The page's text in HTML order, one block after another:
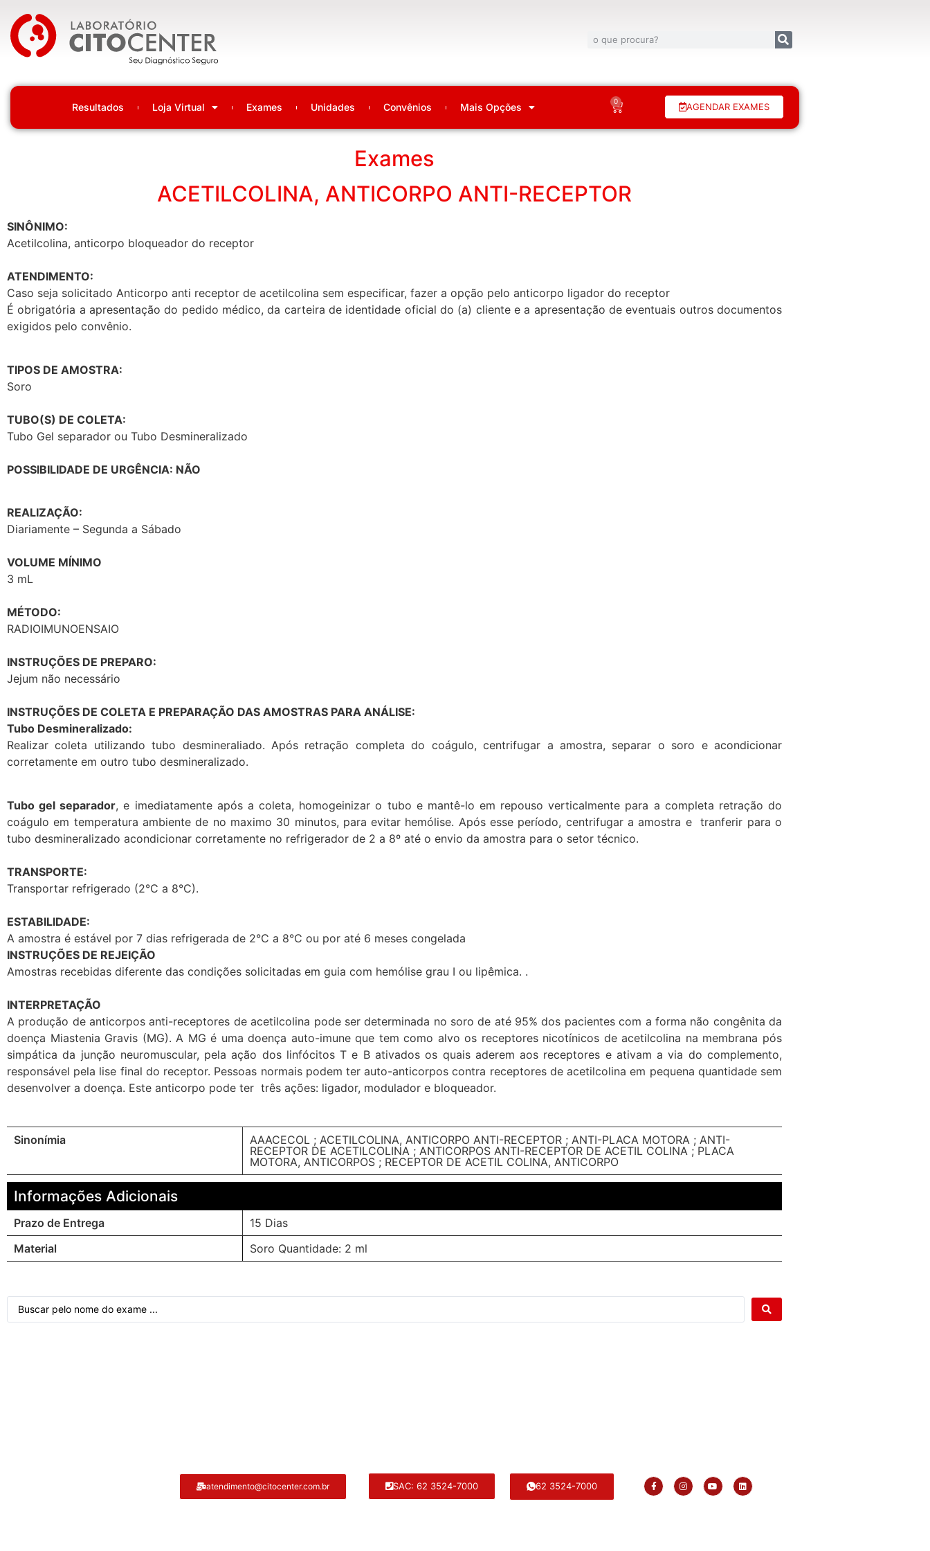
Laboratório Citocenter
Resultados Loja Virtual Exames Unidades Convênios Mais Opções 0 AGENDAR EXAMES
Exames
ACETILCOLINA, ANTICORPO ANTI-RECEPTOR
SINÔNIMO:
Acetilcolina, anticorpo bloqueador do receptor
ATENDIMENTO:
Caso seja solicitado Anticorpo anti receptor de acetilcolina sem especificar, fazer a opção pelo anticorpo ligador do receptor
É obrigatória a apresentação do pedido médico, da carteira de identidade oficial do (a) cliente e a apresentação de eventuais outros documentos
exigidos pelo convênio.
TIPOS DE AMOSTRA:
Soro
TUBO(S) DE COLETA:
Tubo Gel separador ou Tubo Desmineralizado
POSSIBILIDADE DE URGÊNCIA: NÃO
REALIZAÇÃO:
Diariamente – Segunda a Sábado
VOLUME MÍNIMO
3 mL
MÉTODO:
RADIOIMUNOENSAIO
INSTRUÇÕES DE PREPARO:
Jejum não necessário
INSTRUÇÕES DE COLETA E PREPARAÇÃO DAS AMOSTRAS PARA ANÁLISE:
Tubo Desmineralizado:
Realizar coleta utilizando tubo desmineraliado. Após retração completa do coágulo, centrifugar a amostra, separar o soro e acondicionar
corretamente em outro tubo desmineralizado.
Tubo gel separador, e imediatamente após a coleta, homogeinizar o tubo e mantê-lo em repouso verticalmente para a completa retração do
coágulo em temperatura ambiente de no maximo 30 minutos, para evitar hemólise. Após esse período, centrifugar a amostra e tranferir para o
tubo desmineralizado acondicionar corretamente no refrigerador de 2 a 8º até o envio da amostra para o setor técnico.
TRANSPORTE:
Transportar refrigerado (2°C a 8°C).
ESTABILIDADE:
A amostra é estável por 7 dias refrigerada de 2°C a 8°C ou por até 6 meses congelada
INSTRUÇÕES DE REJEIÇÃO
Amostras recebidas diferente das condições solicitadas em guia com hemólise grau I ou lipêmica. .
INTERPRETAÇÃO
A produção de anticorpos anti-receptores de acetilcolina pode ser determinada no soro de até 95% dos pacientes com a forma não congênita da
doença Miastenia Gravis (MG). A MG é uma doença auto-imune que tem como alvo os receptores nicotínicos de acetilcolina na membrana pós
simpática da junção neuromuscular, pela ação dos linfócitos T e B ativados os quais aderem aos receptores e ativam a via do complemento,
responsável pela lise final do receptor. Pessoas normais podem ter auto-anticorpos contra receptores de acetilcolina em pequena quantidade sem
desenvolver a doença. Este anticorpo pode ter três ações: ligador, modulador e bloqueador.
Sinonímia
AAACECOL ; ACETILCOLINA, ANTICORPO ANTI-RECEPTOR ; ANTI-PLACA MOTORA ; ANTI-
RECEPTOR DE ACETILCOLINA ; ANTICORPOS ANTI-RECEPTOR DE ACETIL COLINA ; PLACA
MOTORA, ANTICORPOS ; RECEPTOR DE ACETIL COLINA, ANTICORPO
Informações Adicionais
Prazo de Entrega
15 Dias
Material
Soro Quantidade: 2 ml
atendimento@citocenter.com.br SAC: 62 3524-7000 62 3524-7000